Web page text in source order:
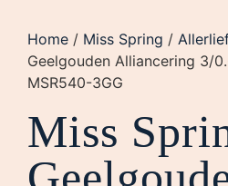
Home / Miss Spring /
Geelgouden Alliancering 3/
MSR540-3GG
Miss